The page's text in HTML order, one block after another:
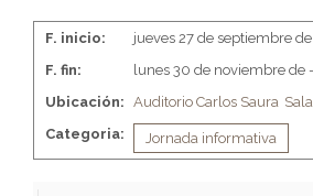
F. inicio:
jueves 27 de septiembre
F. fin:
lunes 30 de noviembre de
Ubicación: Auditorio Carlos Saura
Categoria:
Jornada informativa